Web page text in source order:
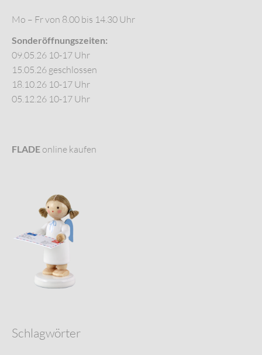
Mo – Fr von 8.00 bis 14.30 Uhr
Sonderöffnungszeiten:
09.05.26 10-17 Uhr
15.05.26 geschlossen
18.10.26 10-17 Uhr
05.12.26 10-17 Uhr
FLADE online kaufen
Schlagwörter